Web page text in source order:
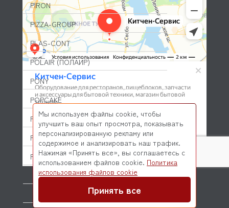
PIRON
PIZZA-GROUP
PLAS-CONT
POLAIR (ПОЛАИР)
PONY
POPCAKE
PRATICA
PRIMAX
PRIMUS
PRISMAFOOD
© 2026 Kitchen-Service.com Интернет-магазин запчастей
и оборудования профессиональной кухни
Мы используем файлы cookie, чтобы
улучшить ваш опыт просмотра, показывать
персонализированную рекламу или
содержимое и анализировать наш трафик.
Нажимая «Принять все», вы соглашаетесь с
использованием файлов cookie. Политика
использования файлов cookie
Принять все